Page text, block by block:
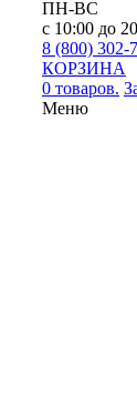
ПН-ВС
с 10:00 до
8 (800) 302-
КОРЗИНА
0 товаров.
Меню